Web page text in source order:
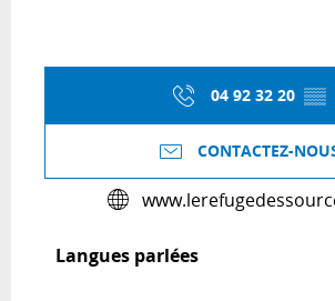
04 92 32 20 ▒▒
CONTACTEZ-
Langues parlées
Langues parlées